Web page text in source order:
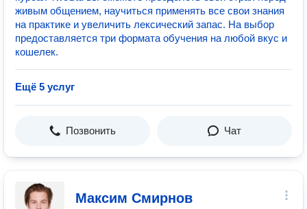
живым общением, научиться применять все свои знания
на практике и увеличить лексический запас. На выбор
предоставляется три формата обучения на любой вкус и
кошелек.
Ещё 5 услуг
Позвонить Чат
Максим Смирнов